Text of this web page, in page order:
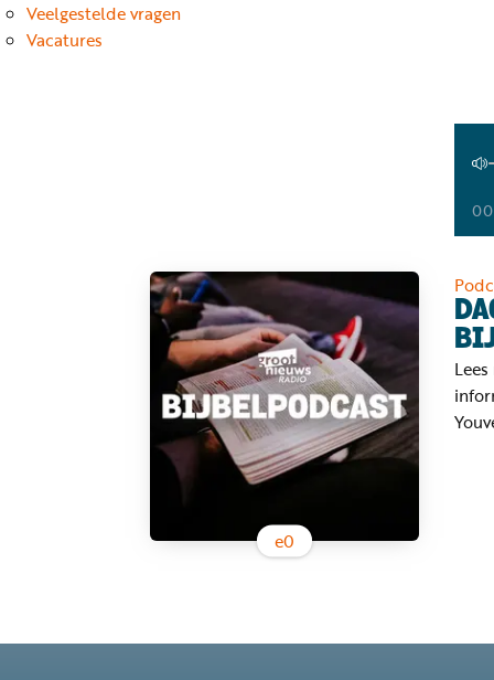
Veelgestelde vragen
Vacatures
e0